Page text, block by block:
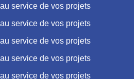
service de vos projets
service de vos projets
service de vos projets
service de vos projets
service de vos projets